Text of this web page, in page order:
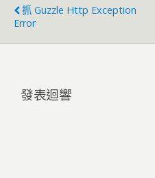
抓 Guzzle Http Exception
Error
發表迴響